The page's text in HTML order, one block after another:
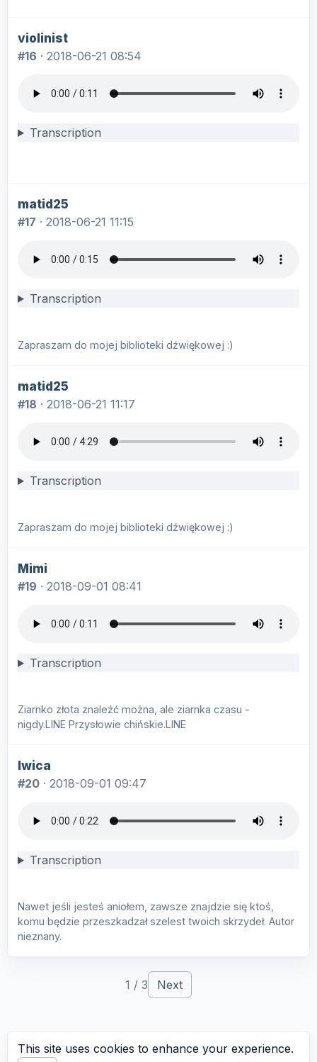
violinist
#16 · 2018-06-21 08:54
Transcription
matid25
#17 · 2018-06-21 11:15
Transcription
Zapraszam do mojej biblioteki dźwiękowej :)
matid25
#18 · 2018-06-21 11:17
Transcription
Zapraszam do mojej biblioteki dźwiękowej :)
Mimi
#19 · 2018-09-01 08:41
Transcription
Ziarnko złota znaleźć można, ale ziarnka czasu -
nigdy.LINE Przysłowie chińskie.LINE
lwica
#20 · 2018-09-01 09:47
Transcription
Nawet jeśli jesteś aniołem, zawsze znajdzie się ktoś,
komu będzie przeszkadzał szelest twoich skrzydeł. Autor
nieznany.
1 / 3 Next
This site uses cookies to enhance your experience.